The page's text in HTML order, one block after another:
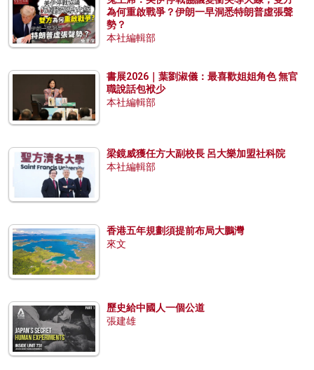
為何重啟戰爭？伊朗一早洞悉特朗普虛張聲
勢？
本社編輯部
書展2026｜葉劉淑儀：最喜歡姐姐角色 無官
職說話包袱少
本社編輯部
梁鏡威獲任方大副校長 呂大樂加盟社科院
本社編輯部
香港五年規劃須提前布局大鵬灣
來文
歷史給中國人一個公道
張建雄